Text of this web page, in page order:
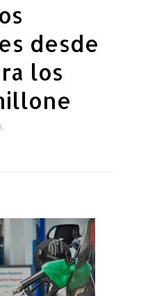
desde
los